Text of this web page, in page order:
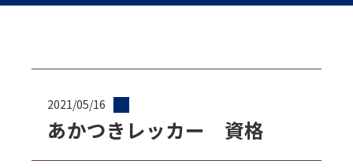
2021/05/16
あかつきレッカー 資格